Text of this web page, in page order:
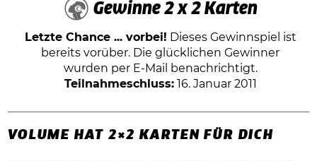
Gewinne 2 x 2 Karten
Letzte Chance ... vorbei! Dieses Gewinnspiel ist
bereits vorüber. Die glücklichen Gewinner
wurden per E-Mail benachrichtigt.
Teilnahmeschluss:16. Januar 2011
VOLUME HAT 2×2 KARTEN FÜR DICH